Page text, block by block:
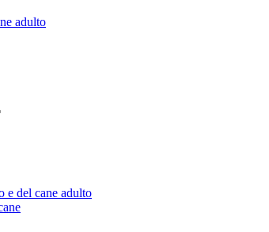
adulto
e del cane adulto